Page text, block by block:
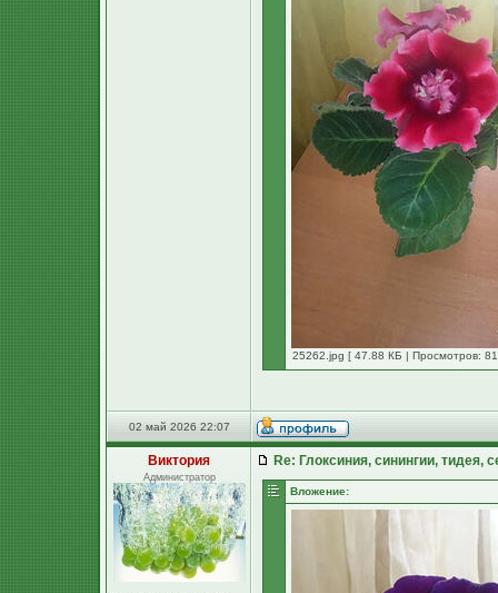
25262.jpg [ 47.88 КБ | Просмотров:
02 май 2026 22:07
Виктория
Администратор
Re: Глоксиния, синингии, тидея,
Вложение: